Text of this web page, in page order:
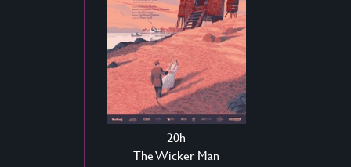
20h
The Wicker Man